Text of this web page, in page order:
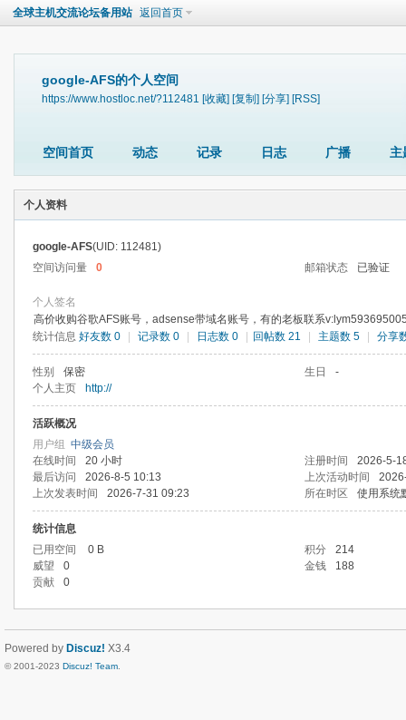
全球主机交流论坛备用站 返回首页
google-AFS的个人空间
https://www.hostloc.net/?112481 [收藏] [复制] [分享] [RSS]
空间首页 动态 记录 日志 广播 主
个人资料
google-AFS(UID: 112481)
空间访问量
0 邮箱状态 已验证
个人签名
高价收购谷歌AFS账号，adsense带域名账号，有的老板联系
统计信息 好友数 0 记录数 0 日志数 0 回帖数 21 主题数 5 分享
性别 保密 生日
-
个人主页
http://
活跃概况
用户组 中级会员
在线时间
20 小时 注册时间
2026-5-
最后访问
2026-8-5 10:13 上次活动时间
上次发表时间
2026-7-31 09:23 所在时区 使用系统
统计信息
已用空间
0 B 积分
214
威望
0 金钱
188
贡献
0
Powered by Discuz! X3.4
© 2001-2023 Discuz! Team